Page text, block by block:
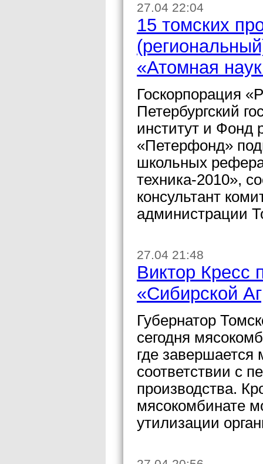
27.04 22:04
15 томских
«Атомная
Госкорпорация
Петербургский
институт и Фонд
«Петерфонд»
школьных
техника-2010»,
консультант
администрации
27.04 21:48
Виктор Кресс
«Сибирской
Губернатор
сегодня
где завершается
соответствии с
производства.
мясокомбинате
утилизации